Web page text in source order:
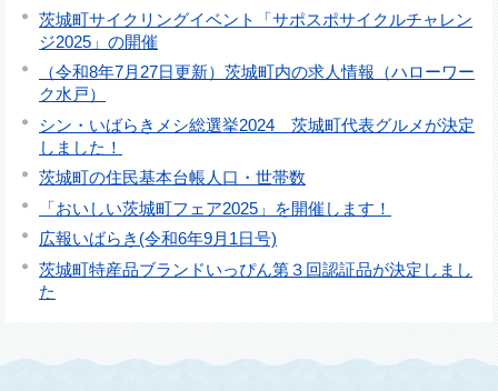
茨城町サイクリングイベント「サポスポサイクルチャレン
ジ2025」の開催
（令和8年7月27日更新）茨城町内の求人情報（ハローワー
ク水戸）
シン・いばらきメシ総選挙2024 茨城町代表グルメが決定
しました！
茨城町の住民基本台帳人口・世帯数
「おいしい茨城町フェア2025」を開催します！
広報いばらき(令和6年9月1日号)
茨城町特産品ブランドいっぴん第３回認証品が決定しまし
た